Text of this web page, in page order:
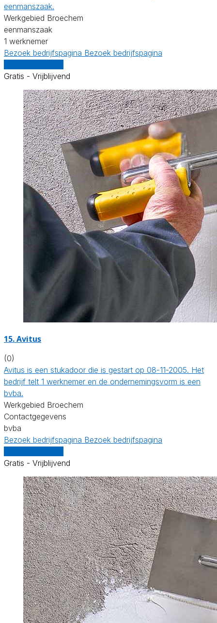
eenmanszaak.
Werkgebied Broechem
eenmanszaak
1 werknemer
Bezoek bedrijfspagina Bezoek bedrijfspagina
Gratis - Vrijblijvend
15. Avitus
(0)
Avitus is een stukadoor die is gestart op 08-11-2005. Het
bedrijf telt 1 werknemer en de ondernemingsvorm is een
bvba.
Werkgebied Broechem
Contactgegevens
bvba
Bezoek bedrijfspagina Bezoek bedrijfspagina
Gratis - Vrijblijvend